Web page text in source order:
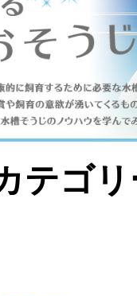
テゴ